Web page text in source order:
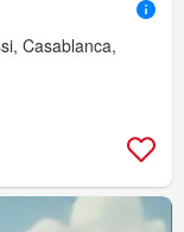
Casablanca,